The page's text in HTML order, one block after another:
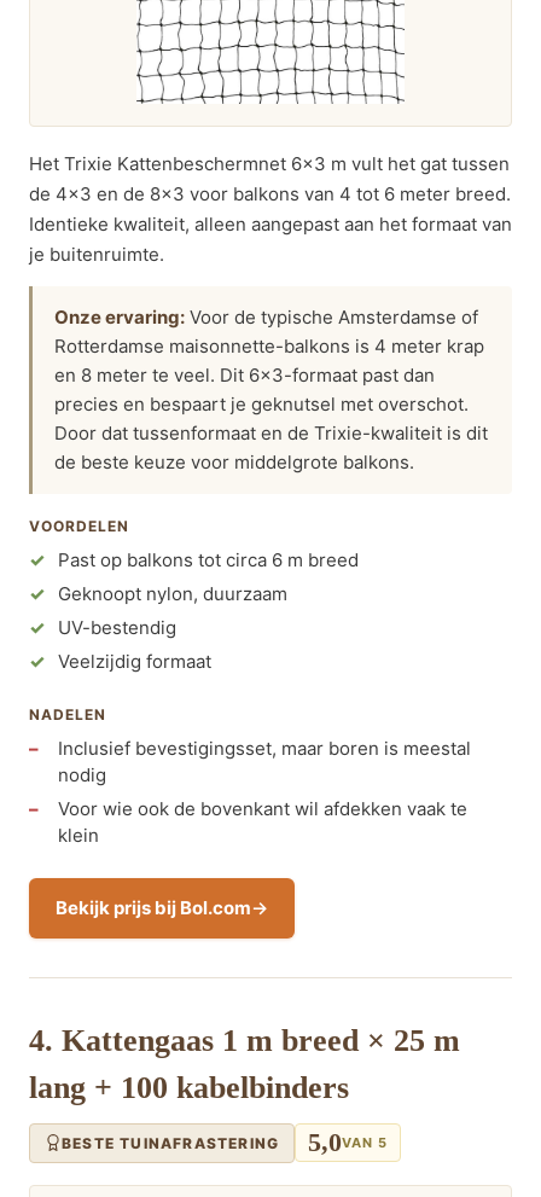
Het Trixie Kattenbeschermnet 6×3 m vult het gat tussen
de 4×3 en de 8×3 voor balkons van 4 tot 6 meter breed.
Identieke kwaliteit, alleen aangepast aan het formaat van
je buitenruimte.
Onze ervaring: Voor de typische Amsterdamse of
Rotterdamse maisonnette-balkons is 4 meter krap
en 8 meter te veel. Dit 6×3-formaat past dan
precies en bespaart je geknutsel met overschot.
Door dat tussenformaat en de Trixie-kwaliteit is dit
de beste keuze voor middelgrote balkons.
VOORDELEN
Past op balkons tot circa 6 m breed
Geknoopt nylon, duurzaam
UV-bestendig
Veelzijdig formaat
NADELEN
Inclusief bevestigingsset, maar boren is meestal
nodig
Voor wie ook de bovenkant wil afdekken vaak te
klein
Bekijk prijs bij Bol.com
4. Kattengaas 1 m breed × 25 m
lang + 100 kabelbinders
BESTE TUINAFRASTERING 5,0VAN 5